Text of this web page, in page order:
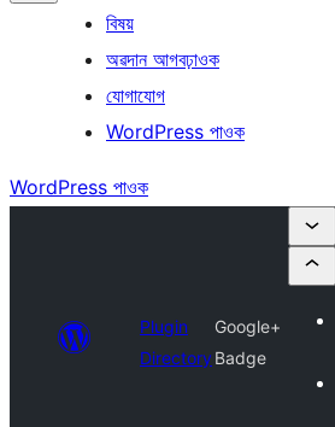
বিষয়
অৱদান আগবঢ়াওক
যোগাযোগ
WordPress পাওক
WordPress পাওক
Plugin
Directory
Google+
Badge